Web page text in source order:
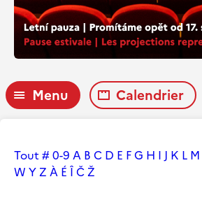
Menu Calendrier
Tout # 0-9 A B C D E FG H I J K L M
W YZ À É ÎČŽ